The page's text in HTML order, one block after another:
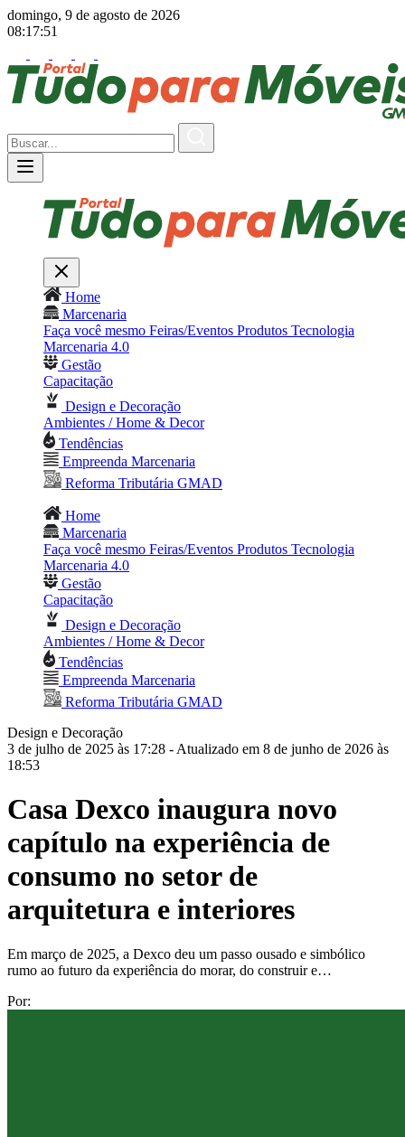
domingo, 9 de agosto de 2026
08:17:53
Home
Marcenaria
Faça você mesmo Feiras/Eventos Produtos Tecnologia
Marcenaria 4.0
Gestão
Capacitação
Design e Decoração
Ambientes / Home & Decor
Tendências
Empreenda Marcenaria
Reforma Tributária GMAD
Home
Marcenaria
Faça você mesmo Feiras/Eventos Produtos Tecnologia
Marcenaria 4.0
Gestão
Capacitação
Design e Decoração
Ambientes / Home & Decor
Tendências
Empreenda Marcenaria
Reforma Tributária GMAD
Design e Decoração
3 de julho de 2025 às 17:28 - Atualizado em 8 de junho de 2026 às
18:53
Casa Dexco inaugura novo
capítulo na experiência de
consumo no setor de
arquitetura e interiores
Em março de 2025, a Dexco deu um passo ousado e simbólico
rumo ao futuro da experiência do morar, do construir e…
Por: